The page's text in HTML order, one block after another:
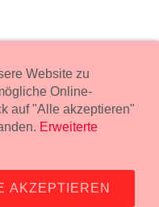
für Deine Party mit
Kollecker GmbH,
Website zu
Online-
auf "Alle akzeptieren"
Erweiterte
AKZEPTIEREN